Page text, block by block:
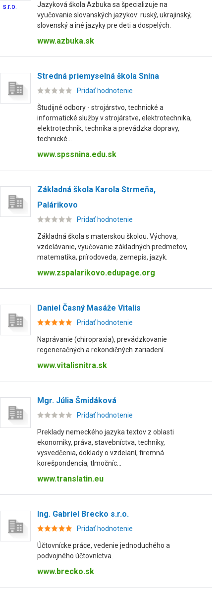
Jazyková škola Azbuka sa špecializuje na
vyučovanie slovanských jazykov: ruský, ukrajinský,
slovenský a iné jazyky pre deti a dospelých.
www.azbuka.sk
Stredná priemyselná škola Snina
Pridať hodnotenie
Študijné odbory - strojárstvo, technické a
informatické služby v strojárstve, elektrotechnika,
elektrotechnik, technika a prevádzka dopravy,
technické...
www.spssnina.edu.sk
Základná škola Karola Strmeňa,
Palárikovo
Pridať hodnotenie
Základná škola s materskou školou. Výchova,
vzdelávanie, vyučovanie základných predmetov,
matematika, prírodoveda, zemepis, jazyk.
www.zspalarikovo.edupage.org
Daniel Časný Masáže Vitalis
Pridať hodnotenie
Naprávanie (chiropraxia), prevádzkovanie
regeneračných a rekondičných zariadení.
www.vitalisnitra.sk
Mgr. Júlia Šmidáková
Pridať hodnotenie
Preklady nemeckého jazyka textov z oblasti
ekonomiky, práva, stavebníctva, techniky,
vysvedčenia, doklady o vzdelaní, firemná
korešpondencia, tlmočníc...
www.translatin.eu
Ing. Gabriel Brecko s.r.o.
Pridať hodnotenie
Účtovnícke práce, vedenie jednoduchého a
podvojného účtovníctva.
www.brecko.sk